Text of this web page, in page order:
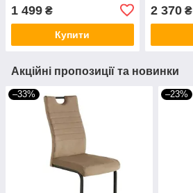
1 499 ₴
Купити
2 370₴
Акційні пропозиції та новинки
–33% –23%